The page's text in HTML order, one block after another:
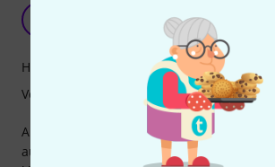
Kolja W. 02.01.2023
Als Keyboarder in 2 Bands habe ich mir
auch die "normale" Version der Accessory
Handling
Verarbeitung